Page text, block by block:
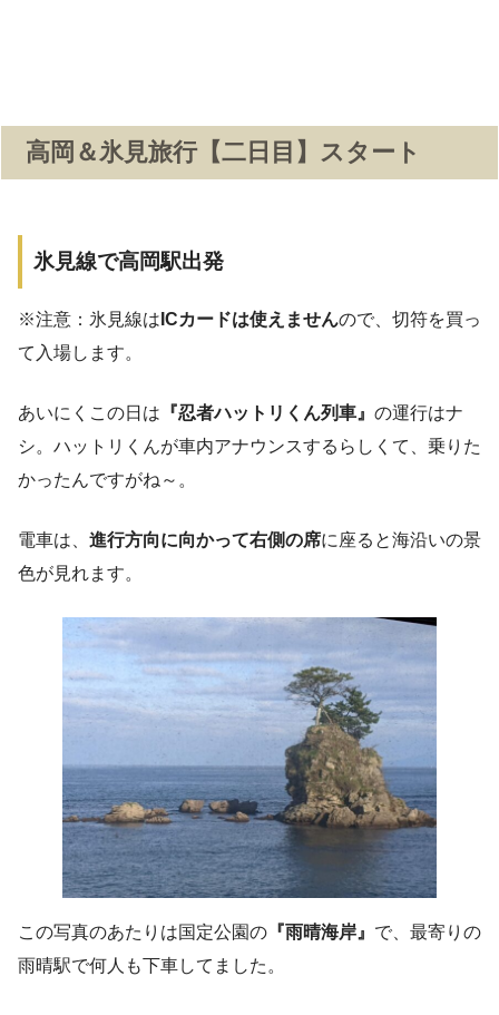
高岡＆氷見旅行【二日目】スタート
氷見線で高岡駅出発
※注意：氷見線は ICカードは使えませんので、切符を買っ
て入場します。
あいにくこの日は 『忍者ハットリくん列車』 の運行はナ
シ。ハットリくんが車内アナウンスするらしくて、乗りた
かったんですがね～。
電車は、 進行方向に向かって右側の席に座ると海沿いの景
色が見れます。
この写真のあたりは国定公園の 『雨晴海岸』 で、最寄りの
雨晴駅で何人も下車してました。